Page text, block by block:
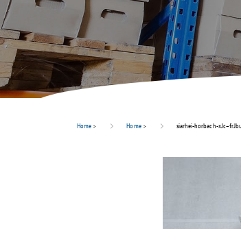
Home > Home> siarhei-horbach-